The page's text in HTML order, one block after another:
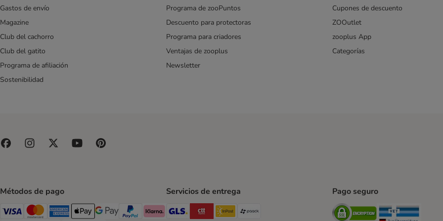
Hill's Science Plan
Josera
JosiDog
Lily's Kitchen
Lov&Ed
Magnussons
Pan Mięsko
Pedigree
PURBELLO
Gastos de envío
Magazine
Club del cachorro
Club del gatito
Programa de afiliación
Sostenibilidad
Programa de zooPuntos
Descuento para protectoras
Programa para criadores
Ventajas de zooplus
Newsletter
Cupones de descuento
ZOOutlet
zooplus App
Categorías
Métodos de pago
Visa Payment Method
Mastercard Payment Method
American Express Payment Method
Apple Pay Payment Method
Google Pay Payment Method
PayPal Payment Method
Klarna Payment Method
Servicios de entrega
GLS Shipping Method
CTTExpress Shipping Method
InPost Shipping Method
Pago seguro
Security